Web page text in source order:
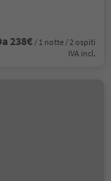
238€ / 1 notte / 2 ospiti
IVA incl.